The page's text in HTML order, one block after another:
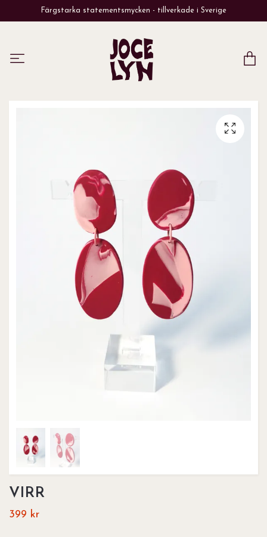
Färgstarka statementsmycken - tillverkade i Sverige
VIRR
399 kr